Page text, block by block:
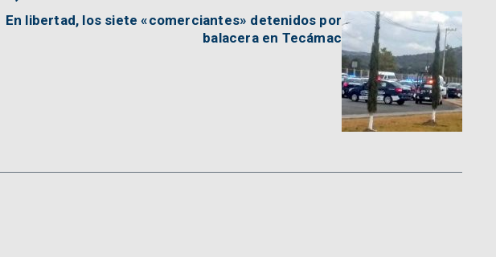
En libertad, los siete «comerciantes» detenidos por
balacera en Tecámac